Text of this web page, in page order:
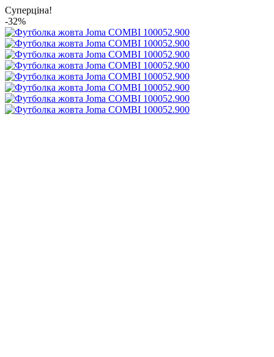
Суперціна!
-32%